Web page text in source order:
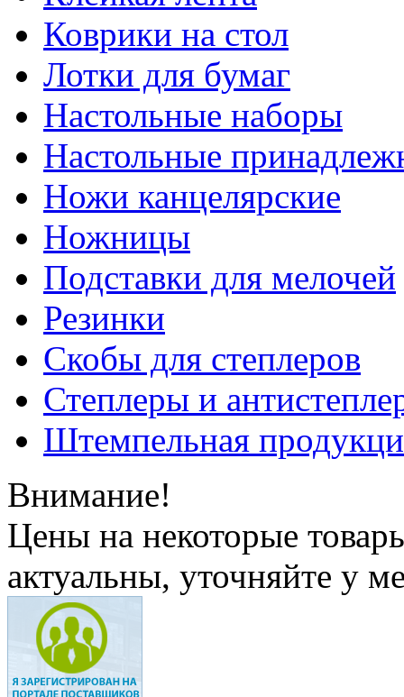
Коврики на стол
Лотки для бумаг
Настольные наборы
Настольные
Ножи канцелярские
Ножницы
Подставки для мелочей
Резинки
Скобы для степлеров
Степлеры и
Штемпельная
Внимание!
Цены на некоторые
актуальны, уточняйте у